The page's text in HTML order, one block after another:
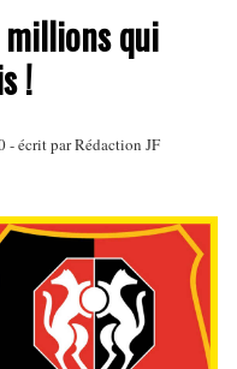
qui
!
- écrit par Rédaction JF